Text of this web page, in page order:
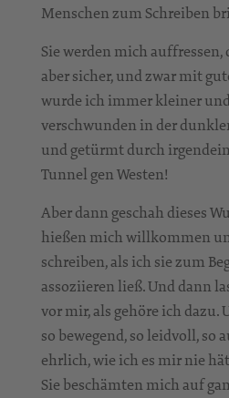
Menschen zum Schreiben
Sie werden mich auffressen,
aber sicher, und zwar mit
wurde ich immer kleiner
verschwunden in der
und getürmt durch
Tunnel gen Westen!
Aber dann geschah dieses
hießen mich willkommen
schreiben, als ich sie zum
assoziieren ließ. Und dann
vor mir, als gehöre ich dazu.
so bewegend, so leidvoll, so
ehrlich, wie ich es mir nie
Sie beschämten mich auf